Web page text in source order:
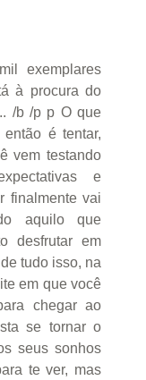
exemplares
à procura do
/b /p p O que
é tentar,
vem testando
e
finalmente vai
aquilo que
desfrutar em
tudo isso, na
em que você
chegar ao
se tornar o
seus sonhos
te ver, mas